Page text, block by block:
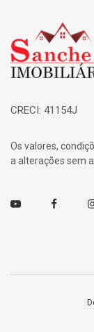
Página inicial
CRECI: 41154J
Os valores,
a alterações sem
Youtube Facebook